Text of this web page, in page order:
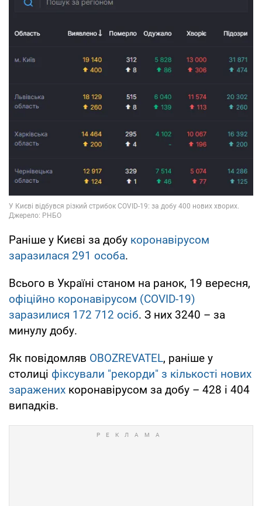
Раніше у Києві за добу коронавірусом
заразилася 291 особа.
Всього в Україні станом на ранок, 19 вересня,
офіційно коронавірусом (COVID-19)
заразилися 172 712 осіб. З них 3240 – за
минулу добу.
Як повідомляв OBOZREVATEL, раніше у
столиці фіксували "рекорди" з кількості нових
заражених коронавірусом за добу – 428 і 404
випадків.